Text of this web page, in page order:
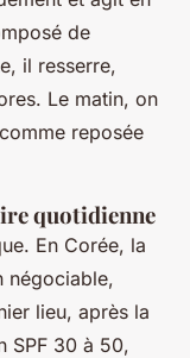
de
il resserre,
Le matin, on
reposée
quotidienne
En Corée, la
négociable,
lieu, après la
SPF 30 à 50,